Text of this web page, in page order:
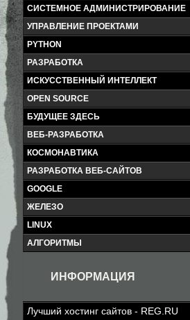
СИСТЕМНОЕ АДМИНИСТРИРОВАНИЕ
УПРАВЛЕНИЕ ПРОЕКТАМИ
PYTHON
РАЗРАБОТКА
ИСКУССТВЕННЫЙ ИНТЕЛЛЕКТ
OPEN SOURCE
БУДУЩЕЕ ЗДЕСЬ
ВЕБ-РАЗРАБОТКА
КОСМОНАВТИКА
РАЗРАБОТКА ВЕБ-САЙТОВ
GOOGLE
ЖЕЛЕЗО
LINUX
АЛГОРИТМЫ
ИНФОРМАЦИЯ
Лучший хостинг сайтов - REG.RU